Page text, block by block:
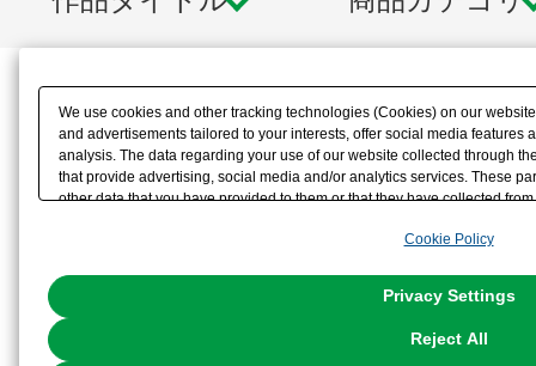
We use cookies and other tracking technologies (Cookies) on our
and advertisements tailored to your interests, offer social media features
analysis. The data regarding your use of our website collected through
that provide advertising, social media and/or analytics services. These
other data that you have provided to them or that they have collected
the use of all Cookies except for Strictly Necessary Cookies, please
You can change your consent or rejection settings at any time via
Cookie Policy
Privacy Settings
Reject All